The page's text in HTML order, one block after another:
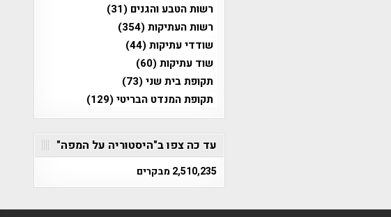
רשות הטבע והגנים (31)
רשות העתיקות(354)
שודדי עתיקות(44)
שוד עתיקות(60)
תקופת בית שני(73)
תקופת המנדט הבריטי(129)
עד כה צפו ב"היסטוריה על המפה"
2,510,235 מבקרים